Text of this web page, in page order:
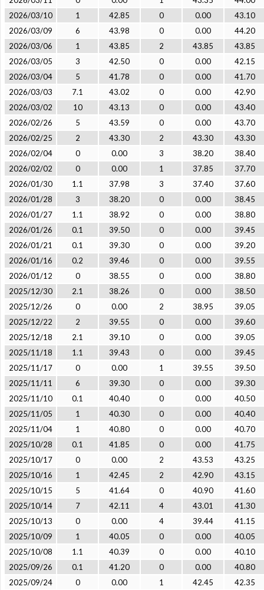
2026/03/10
1 42.85 0 0.00
43.10
2026/03/09
6 43.98 0 0.00
44.20
2026/03/06
1 43.85 2 43.85
43.85
2026/03/05
3 42.50 0 0.00
42.15
2026/03/04
5 41.78 0 0.00
41.70
2026/03/03
7.1 43.02 0 0.00
42.90
2026/03/02
10 43.13 0 0.00
43.40
2026/02/26
5 43.59 0 0.00
43.70
2026/02/25
2 43.30 2 43.30
43.30
2026/02/04
0 0.00 3 38.20
38.40
2026/02/02
0 0.00 1 37.85
37.70
2026/01/30
1.1 37.98 3 37.40
37.60
2026/01/28
3 38.20 0 0.00
38.45
2026/01/27
1.1 38.92 0 0.00
38.80
2026/01/26
0.1 39.50 0 0.00
39.45
2026/01/21
0.1 39.30 0 0.00
39.20
2026/01/16
0.2 39.46 0 0.00
39.55
2026/01/12
0 38.55 0 0.00
38.80
2025/12/30
2.1 38.26 0 0.00
38.50
2025/12/26
0 0.00 2 38.95
39.05
2025/12/22
2 39.55 0 0.00
39.60
2025/12/18
2.1 39.10 0 0.00
39.05
2025/11/18
1.1 39.43 0 0.00
39.45
2025/11/17
0 0.00 1 39.55
39.50
2025/11/11
6 39.30 0 0.00
39.30
2025/11/10
0.1 40.40 0 0.00
40.50
2025/11/05
1 40.30 0 0.00
40.40
2025/11/04
1 40.80 0 0.00
40.70
2025/10/28
0.1 41.85 0 0.00
41.75
2025/10/17
0 0.00 2 43.53
43.25
2025/10/16
1 42.45 2 42.90
43.15
2025/10/15
5 41.64 0 40.90
41.60
2025/10/14
7 42.11 4 43.01
41.30
2025/10/13
0 0.00 4 39.44
41.15
2025/10/09
1 40.05 0 0.00
40.05
2025/10/08
1.1 40.39 0 0.00
40.10
2025/09/26
0.1 41.20 0 0.00
40.80
2025/09/24
0 0.00 1 42.45
42.35